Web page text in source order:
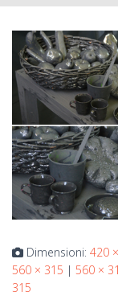
Dimensioni: 420
560 × 315 | 560 ×
315